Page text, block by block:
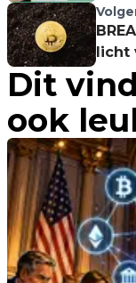
licht
Dit
ook